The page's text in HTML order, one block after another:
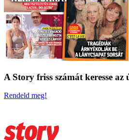
A Story friss számát keresse az
Rendeld meg!